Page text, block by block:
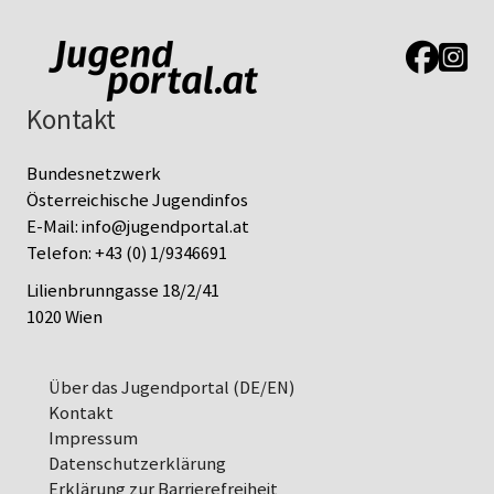
Link zur
Link
Kontakt
Bundesnetzwerk
Österreichische Jugendinfos
E-Mail:info@jugendportal.at
Telefon:+43 (0) 1/9346691
Lilienbrunngasse 18/2/41
1020 Wien
Über das Jugendportal (DE/EN)
Kontakt
Impressum
Datenschutz­erklärung
Erklärung zur Barrierefreiheit